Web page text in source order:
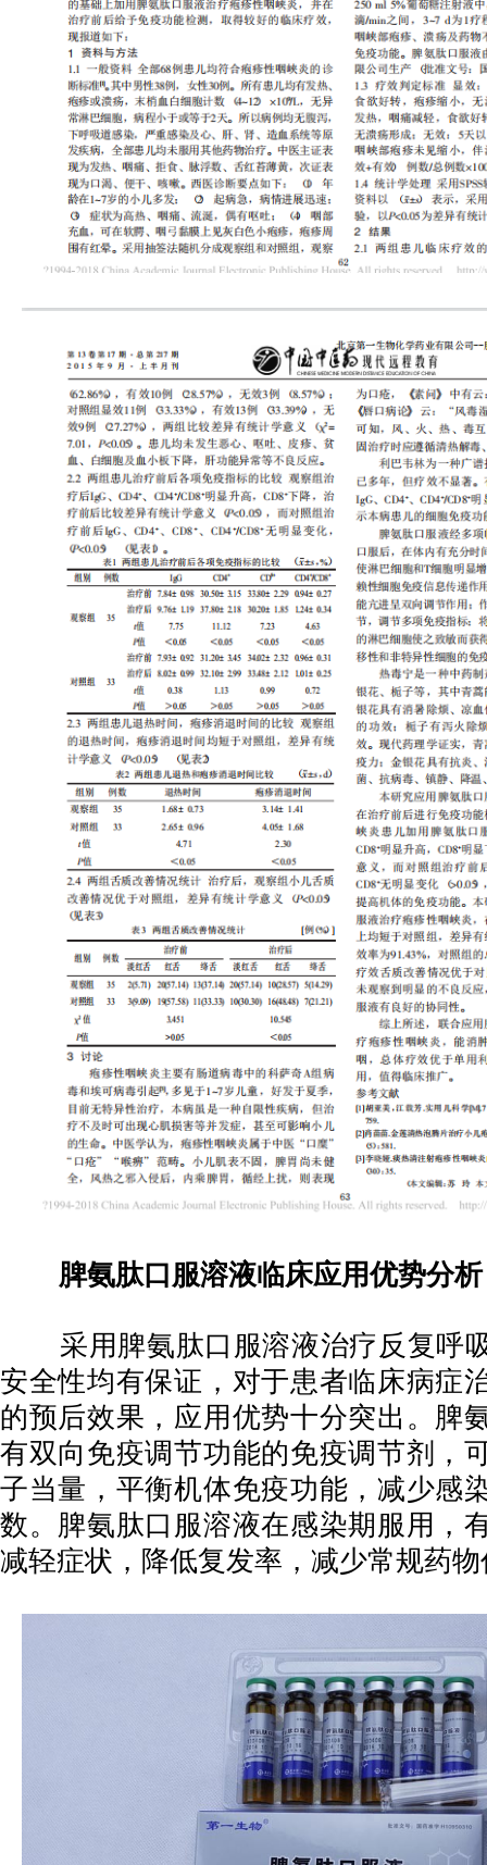
脾氨肽口服溶液临床应用优势分析
采用脾氨肽口服溶液治疗反复呼
安全性均有保证，对于患者临床病症
的预后效果，应用优势十分突出。脾
有双向免疫调节功能的免疫调节剂，
子当量，平衡机体免疫功能，减少感
数。脾氨肽口服溶液在感染期服用，
减轻症状，降低复发率，减少常规药